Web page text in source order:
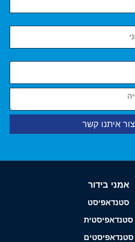
צור איתנו קשר
אמני בידור
סטנדאפיסט
סטנדאפיסטית
סטנדאפיסטים